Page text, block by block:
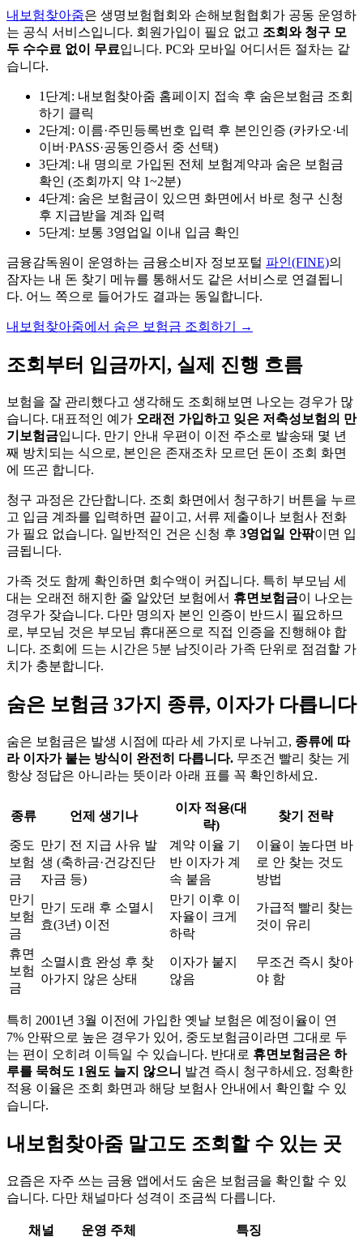
내보험찾아줌은 생명보험협회와 손해보험협회가 공동 운영하
는 공식 서비스입니다. 회원가입이 필요 없고 조회와 청구 모
두 수수료 없이 무료입니다. PC와 모바일 어디서든 절차는 같
습니다.
1단계: 내보험찾아줌 홈페이지 접속 후 숨은보험금 조회
하기 클릭
2단계: 이름·주민등록번호 입력 후 본인인증 (카카오·네
이버·PASS·공동인증서 중 선택)
3단계: 내 명의로 가입된 전체 보험계약과 숨은 보험금
확인 (조회까지 약 1~2분)
4단계: 숨은 보험금이 있으면 화면에서 바로 청구 신청
후 지급받을 계좌 입력
5단계: 보통 3영업일 이내 입금 확인
금융감독원이 운영하는 금융소비자 정보포털 파인(FINE)의
잠자는 내 돈 찾기 메뉴를 통해서도 같은 서비스로 연결됩니
다. 어느 쪽으로 들어가도 결과는 동일합니다.
내보험찾아줌에서 숨은 보험금 조회하기 →
조회부터 입금까지, 실제 진행 흐름
보험을 잘 관리했다고 생각해도 조회해보면 나오는 경우가 많
습니다. 대표적인 예가 오래전 가입하고 잊은 저축성보험의 만
기보험금입니다. 만기 안내 우편이 이전 주소로 발송돼 몇 년
째 방치되는 식으로, 본인은 존재조차 모르던 돈이 조회 화면
에 뜨곤 합니다.
청구 과정은 간단합니다. 조회 화면에서 청구하기 버튼을 누르
고 입금 계좌를 입력하면 끝이고, 서류 제출이나 보험사 전화
가 필요 없습니다. 일반적인 건은 신청 후 3영업일 안팎이면 입
금됩니다.
가족 것도 함께 확인하면 회수액이 커집니다. 특히 부모님 세
대는 오래전 해지한 줄 알았던 보험에서 휴면보험금이 나오는
경우가 잦습니다. 다만 명의자 본인 인증이 반드시 필요하므
로, 부모님 것은 부모님 휴대폰으로 직접 인증을 진행해야 합
니다. 조회에 드는 시간은 5분 남짓이라 가족 단위로 점검할 가
치가 충분합니다.
숨은 보험금 3가지 종류, 이자가 다릅니다
숨은 보험금은 발생 시점에 따라 세 가지로 나뉘고, 종류에 따
라 이자가 붙는 방식이 완전히 다릅니다. 무조건 빨리 찾는 게
항상 정답은 아니라는 뜻이라 아래 표를 꼭 확인하세요.
종류 언제 생기나
이자 적용(대
략)
찾기 전략
중도
보험
금
만기 전 지급 사유 발
생 (축하금·건강진단
자금 등)
계약 이율 기
반 이자가 계
속 붙음
이율이 높다면 바
로 안 찾는 것도
방법
만기
보험
금
만기 도래 후 소멸시
효(3년) 이전
만기 이후 이
자율이 크게
하락
가급적 빨리 찾는
것이 유리
휴면
보험
금
소멸시효 완성 후 찾
아가지 않은 상태
이자가 붙지
않음
무조건 즉시 찾아
야 함
특히 2001년 3월 이전에 가입한 옛날 보험은 예정이율이 연
7% 안팎으로 높은 경우가 있어, 중도보험금이라면 그대로 두
는 편이 오히려 이득일 수 있습니다. 반대로 휴면보험금은 하
루를 묵혀도 1원도 늘지 않으니 발견 즉시 청구하세요. 정확한
적용 이율은 조회 화면과 해당 보험사 안내에서 확인할 수 있
습니다.
내보험찾아줌 말고도 조회할 수 있는 곳
요즘은 자주 쓰는 금융 앱에서도 숨은 보험금을 확인할 수 있
습니다. 다만 채널마다 성격이 조금씩 다릅니다.
채널 운영 주체 특징